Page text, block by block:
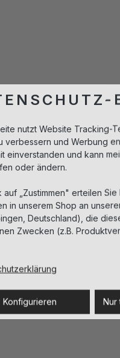
nutzt Website Tracking-
verbessern und Werbung
einverstanden und kann
oder ändern.
auf „Zustimmen" erteilen
in unserem Shop an
Deutschland), die
Zwecken (z.B.
Konfigurieren Nur